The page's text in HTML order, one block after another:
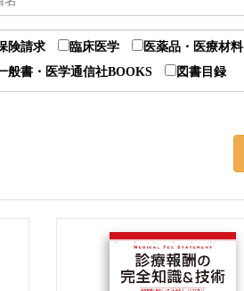
険請求 臨床医学 医薬品・医療材料
般書・医学通信社BOOKS
図書目録